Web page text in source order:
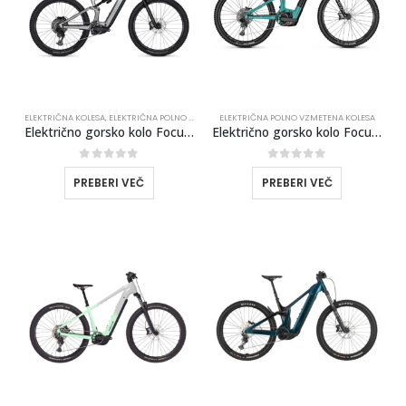
ELEKTRIČNA KOLESA, ELEKTRIČNA POLNO VZMETENA KOLESA
Električno gorsko kolo Focus Jam2 6.8 Nine 800Wh 2025
0out of 5
PREBERI VEČ
ELEKTRIČNA POLNO VZMETENA KOLESA
Električno gorsko kolo Focus Jam2 8.7 29 625 Wh 2024
0out of 5
PREBERI VEČ